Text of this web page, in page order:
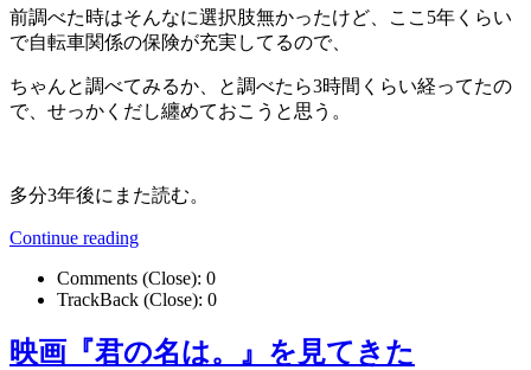
前調べた時はそんなに選択肢無かったけど、ここ5年くらい
で自転車関係の保険が充実してるので、
ちゃんと調べてみるか、と調べたら3時間くらい経ってたの
で、せっかくだし纏めておこうと思う。
多分3年後にまた読む。
Continue reading
Comments (Close): 0
TrackBack (Close): 0
映画『君の名は。』を見てきた